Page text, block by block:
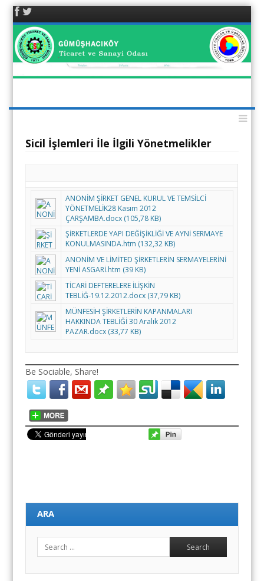
Facebook
Gümüşhacıköy TSO
Menu
Skip to content
Sicil İşlemleri İle İlgili Yönetmelikler
ANONİM ŞİRKET GENEL KURUL VE TEMSİLCİ
YÖNETMELİK28 Kasım 2012
ÇARŞAMBA.docx (105,78 KB)
ŞİRKETLERDE YAPI DEĞİŞİKLİĞİ VE AYNİ SERMAYE
KONULMASINDA.htm (132,32 KB)
ANONİM VE LİMİTED ŞİRKETLERİN SERMAYELERİNİ
YENİ ASGARİ.htm (39 KB)
TİCARİ DEFTERELERE İLİŞKİN
TEBLİĞ-19.12.2012.docx (37,79 KB)
MÜNFESİH ŞİRKETLERİN KAPANMALARI
HAKKINDA TEBLİĞİ 30 Aralık 2012
PAZAR.docx (33,77 KB)
Be Sociable, Share!
ARA